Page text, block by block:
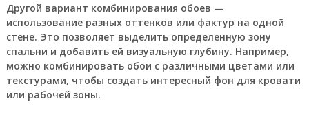
Другой вариант комбинирования обоев —
использование разных оттенков или фактур на одной
стене. Это позволяет выделить определенную зону
спальни и добавить ей визуальную глубину. Например,
можно комбинировать обои с различными цветами или
текстурами, чтобы создать интересный фон для кровати
или рабочей зоны.